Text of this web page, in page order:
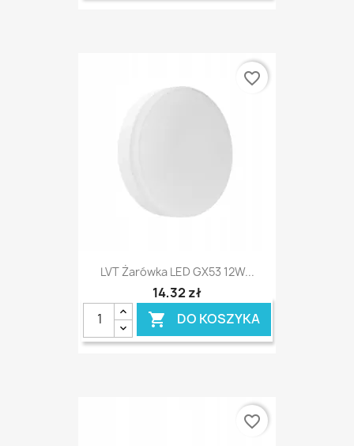
LVT Żarówka LED GX53 12W...
14,32 zł
 DO KOSZYKA
favorite_border
favorite_border